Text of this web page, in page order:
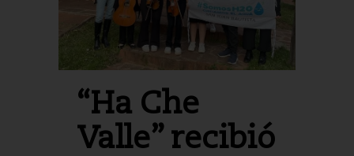
“Ha Che
Valle” recibió